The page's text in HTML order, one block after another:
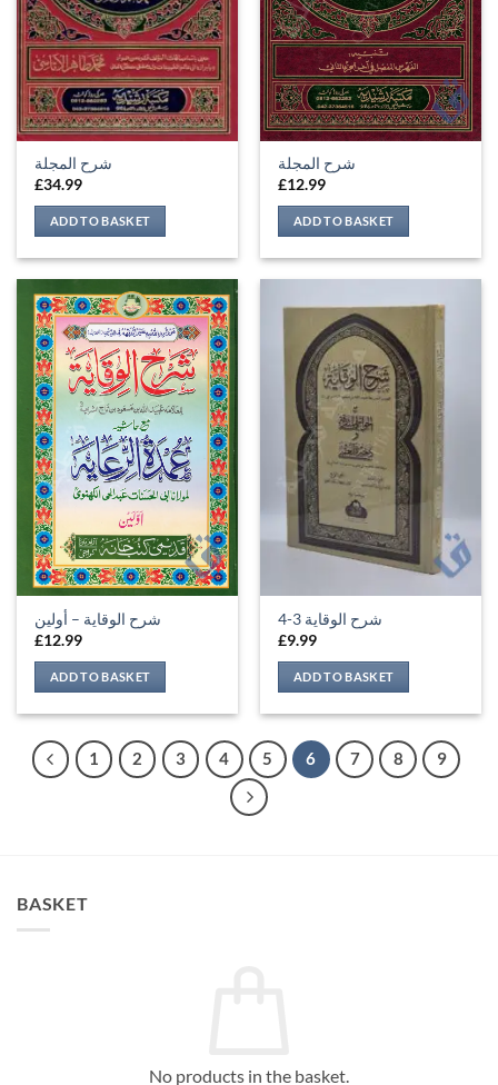
شرح المجلة
£34.99
ADD TO BASKET
شرح المجلة
£12.99
ADD TO BASKET
شرح الوقاية – أولين
£12.99
ADD TO BASKET
شرح الوقاية 3-4
£9.99
ADD TO BASKET
1 2 3 4 5 6 7 8 9
BASKET
No products in the basket.